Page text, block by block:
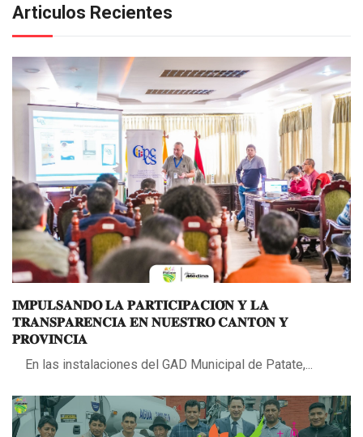
Articulos Recientes
𝐈𝐌𝐏𝐔𝐋𝐒𝐀𝐍𝐃𝐎 𝐋𝐀 𝐏𝐀𝐑𝐓𝐈𝐂𝐈𝐏𝐀𝐂𝐈𝐎́𝐍 𝐘 𝐋𝐀
𝐓𝐑𝐀𝐍𝐒𝐏𝐀𝐑𝐄𝐍𝐂𝐈𝐀 𝐄𝐍 𝐍𝐔𝐄𝐒𝐓𝐑𝐎 𝐂𝐀𝐍𝐓𝐎𝐍 𝐘
𝐏𝐑𝐎𝐕𝐈𝐍𝐂𝐈𝐀
En las instalaciones del GAD Municipal de Patate,...